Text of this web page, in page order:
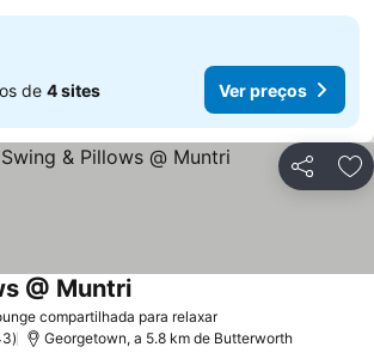
de 4 sites Ver preços
Partilhar
compartilhada para relaxar
@ Muntri
Georgetown, a 5.8 km de Butterworth